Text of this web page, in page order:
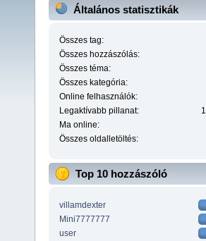
Általános statisztikák
Összes tag:
Összes hozzászólás:
Összes téma:
Összes kategória:
Online felhasználók:
Legaktívabb pillanat:
Ma online:
Összes oldalletöltés:
Top 10 hozzászóló
villamdexter
Mini7777777
user